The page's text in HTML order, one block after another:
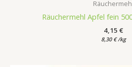
Räuchermehl Apfel fein
4,15 €
8,30 € /kg